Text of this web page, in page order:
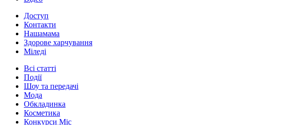
Доступ
Контакти
Нашамама
Здорове харчування
Міледі
Всі статті
Події
Шоу та передачі
Мода
Обкладинка
Косметика
Конкурси Міс